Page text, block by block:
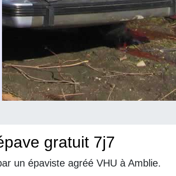
gratuit 7j7
un épaviste agréé VHU à Amblie.